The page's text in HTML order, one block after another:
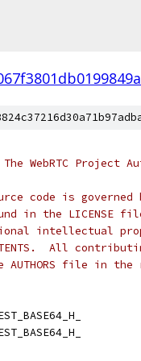
WebRTC Project
code is governed
in the LICENSE
intellectual
All
file in